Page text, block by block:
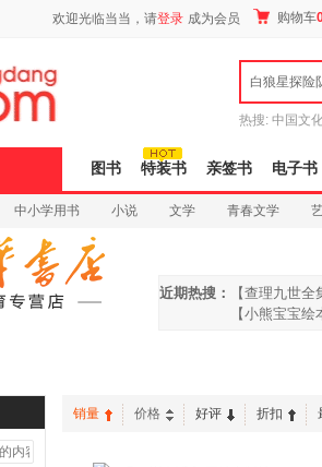
欢迎光临当当，请登录 成为会员 购物车
白狼星探险
热搜: 中国文
图书 特装书 亲签书 电子书
中小学用书 小说 文学 青春文学
电子书
近期热搜：
【查理九世全
【小熊宝宝绘
销量 价格 好评 折扣